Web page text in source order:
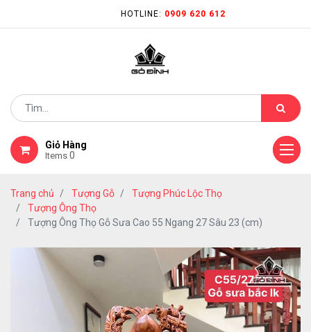
HOTLINE: 0909 620 612
Giỏ Hàng
Items 0
Trang chủ Tượng Gỗ
Tượng Phúc Lộc Thọ
Tượng Ông Thọ
Tượng Ông Thọ Gỗ Sưa Cao 55 Ngang 27 Sâu 23 (cm)